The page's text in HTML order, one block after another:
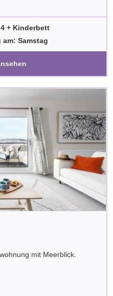
+ Kinderbett
Samstag
mit Meerblick.